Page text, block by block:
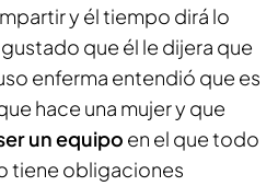
y él tiempo dirá lo
que él le dijera que
enferma entendió que es
hace una mujer y que
un equipo en el que todo
tiene obligaciones